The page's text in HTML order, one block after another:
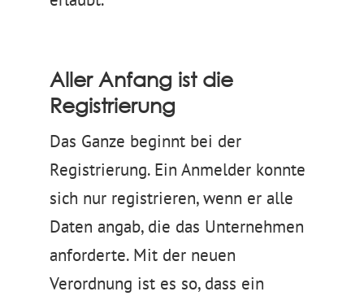
Aller Anfang ist die
Registrierung
Das Ganze beginnt bei der
Registrierung. Ein Anmelder konnte
sich nur registrieren, wenn er alle
Daten angab, die das Unternehmen
anforderte. Mit der neuen
Verordnung ist es so, dass ein